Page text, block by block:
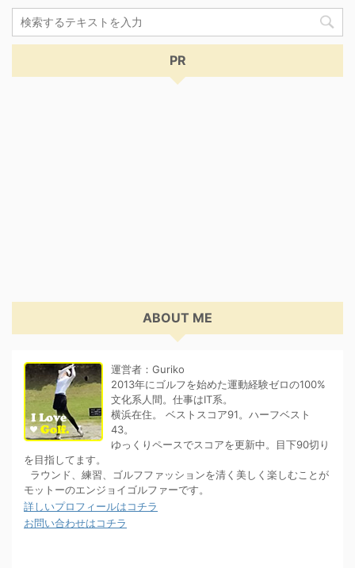
PR
ABOUT ME
運営者：Guriko
2013年にゴルフを始めた運動経験ゼロの100%
文化系人間。仕事はIT系。
横浜在住。 ベストスコア91。ハーフベスト
43。
ゆっくりペースでスコアを更新中。目下90切り
を目指してます。
ラウンド、練習、ゴルフファッションを清く美しく楽しむことが
モットーのエンジョイゴルファーです。
詳しいプロフィールはコチラ
お問い合わせはコチラ